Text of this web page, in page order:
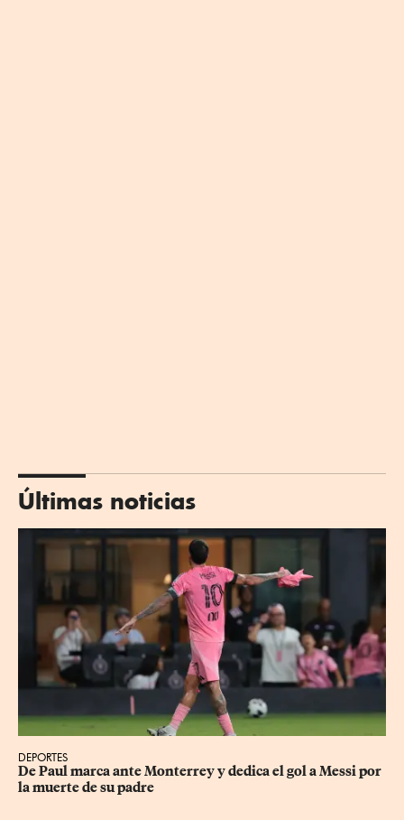
Últimas noticias
DEPORTES
De Paul marca ante Monterrey y dedica el gol a Messi por
la muerte de su padre